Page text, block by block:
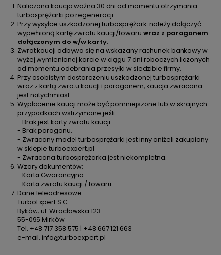
Naliczona kaucja ważna 30 dni od momentu otrzymania
turbosprężarki po regeneracji.
Przy wysyłce uszkodzonej turbosprężarki należy dołączyć
wypełnioną kartę zwrotu kaucji/towaru wraz z paragonem
dołączonym do w/w karty.
Zwrot kaucji odbywa się na wskazany rachunek bankowy w
wyżej wymienionej karcie w ciągu 7 dni roboczych liczonych
od momentu odebrania przesyłki w siedzibie firmy.
Przy osobistym dostarczeniu uszkodzonej turbosprężarki
wraz z kartą zwrotu kaucji i paragonem, kaucja zwracana
jest natychmiast.
Wypłacenie kaucji może być pomniejszone lub w skrajnych
przypadkach wstrzymane jeśli:
- Brak jest karty zwrotu kaucji.
- Brak paragonu.
- Zwracany model turbosprężarki jest inny aniżeli zakupiony
w sklepie turboexpert.pl
- Zwracana turbosprężarka jest niekompletna.
Wzory dokumentów:
- Karta Gwarancyjna
- Karta zwrotu kaucji / towaru
Dane teleadresowe:
TurboExpert S.C
Byków, ul. Wrocławska 123
55-095 Mirków
Tel. +48 717 358 575 | +48 667 121 663
e-mail. info@turboexpert.pl